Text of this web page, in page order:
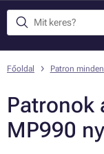
Főoldal Patron
Patronok
MP990